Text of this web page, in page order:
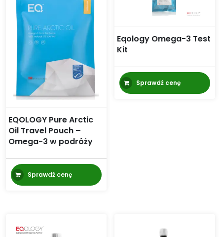
EQOLOGY Pure Arctic
Oil Travel Pouch –
Omega-3 w podróży
Sprawdź cenę
Eqology Omega-3 Test
Kit
Sprawdź cenę